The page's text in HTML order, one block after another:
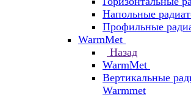
Напольные
Профильные
WarmMet
Назад
WarmMet
Вертикальные
Warmmet